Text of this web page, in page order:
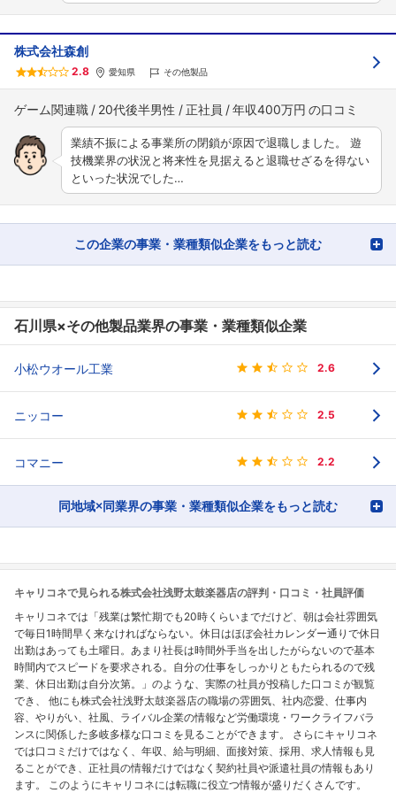
株式会社森創
2.8 愛知県 その他製品
ゲーム関連職 20代後半男性 正社員 年収400万円
業績不振による事業所の閉鎖が原因で退職しました。 遊
技機業界の状況と将来性を見据えると退職せざるを得ない
といった状況でした…
この企業の事業・業種類似企業をもっと読む
石川県×その他製品業界の事業・業種類似企業
小松ウオール工業 2.6
ニッコー 2.5
コマニー 2.2
同地域×同業界の事業・業種類似企業をもっと読む
キャリコネで見られる株式会社浅野太鼓楽器店の評判・口コミ・社員評価
キャリコネでは「残業は繁忙期でも20時くらいまでだけど、朝は会社雰囲気
で毎日1時間早く来なければならない。休日はほぼ会社カレンダー通りで休日
出勤はあっても土曜日。あまり社長は時間外手当を出したがらないので基本
時間内でスピードを要求される。自分の仕事をしっかりともたられるので残
業、休日出勤は自分次第。」のような、実際の社員が投稿した口コミが観覧
でき、 他にも株式会社浅野太鼓楽器店の職場の雰囲気、社内恋愛、仕事内
容、やりがい、社風、ライバル企業の情報など労働環境・ワークライフバラ
ンスに関係した多岐多様な口コミを見ることができます。 さらにキャリコネ
では口コミだけではなく、年収、給与明細、面接対策、採用、求人情報も見
ることができ、正社員の情報だけではなく契約社員や派遣社員の情報もあり
ます。 このようにキャリコネには転職に役立つ情報が盛りだくさんです。